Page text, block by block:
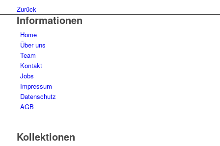
54
558
56
576
586
594
60 2
61
63
Zurück
Informationen
Home
Über uns
Team
Kontakt
Jobs
Impressum
Datenschutz
AGB
Kollektionen